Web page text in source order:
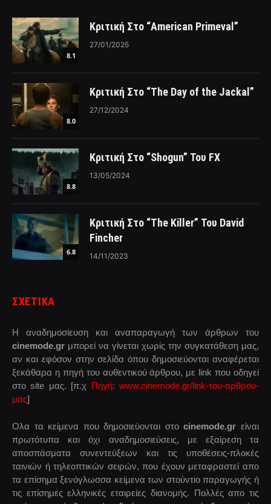
8.1
Κριτική Στο “American Primeval”
27/01/2025
8.0
Κριτική Στο “The Day of the Jackal”
27/12/2024
8.8
Κριτική Στο “Shogun” Του FX
13/05/2024
6.8
Κριτική Στο “The Killer” Του David
Fincher
14/11/2023
ΣΧΕΤΙΚΑ
Η αναδημοσίευση και αναπαραγωγή των άρθρων του
cinemode.gr μπορεί να γίνεται χωρίς την συγκατάθεση μας,
αν και εφόσον στην σελίδα όπου δημοσιεύονται αναφέρεται
ξεκάθαρα η πηγή του αυθεντικού άρθρου, με link που οδηγεί
στο site μας. [π.χ Πηγή: www.cinemode.gr/link-του-αρθρου-
μας]
Ολα τα κείμενα που δημοσιεύονται στοcinemode.gr είναι
πρωτότυπα και όχι αναδημοσιεύσεις, με εξαίρεση τα
αποσπάσματα συνεντεύξεων και τις υποθέσεις-πλοκές
ταινιών ή τηλεοπτικών σειρών, που έχουν μεταφραστεί απο
τα επίσημα ξενόγλωσσα κείμενα των στούντιο παραγωγής ή
τις επίσημες ελληνικές εταιρείες διανομής. Πολλές απο τις